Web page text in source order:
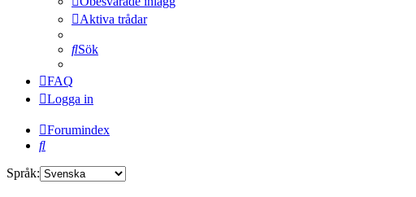
Aktiva trådar
Sök
FAQ
Logga in
Forumindex
Sök
Språk: